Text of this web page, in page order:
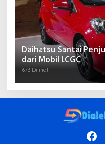
Daihatsu Santai
dari Mobil LCGC
673 Dilihat